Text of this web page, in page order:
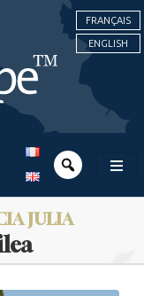
FRANÇAIS
ENGLISH
JULIA